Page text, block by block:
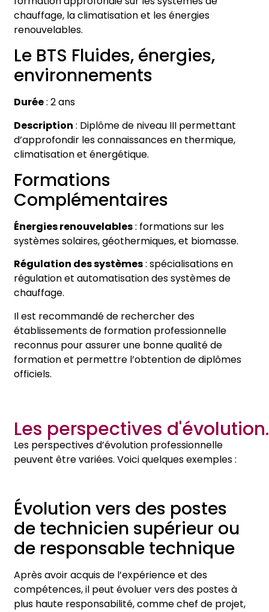
chauffage, la climatisation et les énergies
renouvelables.
Le BTS Fluides, énergies,
environnements
Durée: 2 ans
Description : Diplôme de niveau III permettant
d’approfondir les connaissances en thermique,
climatisation et énergétique.
Formations
Complémentaires
Énergies renouvelables: formations sur les
systèmes solaires, géothermiques, et biomasse.
Régulation des systèmes: spécialisations en
régulation et automatisation des systèmes de
chauffage.
Il est recommandé de rechercher des
établissements de formation professionnelle
reconnus pour assurer une bonne qualité de
formation et permettre l’obtention de diplômes
officiels.
Les perspectives d'évolution.
Les perspectives d’évolution professionnelle
peuvent être variées. Voici quelques exemples :
Évolution vers des postes
de technicien supérieur ou
de responsable technique
Après avoir acquis de l’expérience et des
compétences, il peut évoluer vers des postes à
plus haute responsabilité, comme chef de projet,